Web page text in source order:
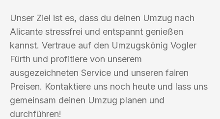
Unser Ziel ist es, dass du deinen Umzug nach
Alicante stressfrei und entspannt genießen
kannst. Vertraue auf den Umzugskönig Vogler
Fürth und profitiere von unserem
ausgezeichneten Service und unseren fairen
Preisen. Kontaktiere uns noch heute und lass uns
gemeinsam deinen Umzug planen und
durchführen!